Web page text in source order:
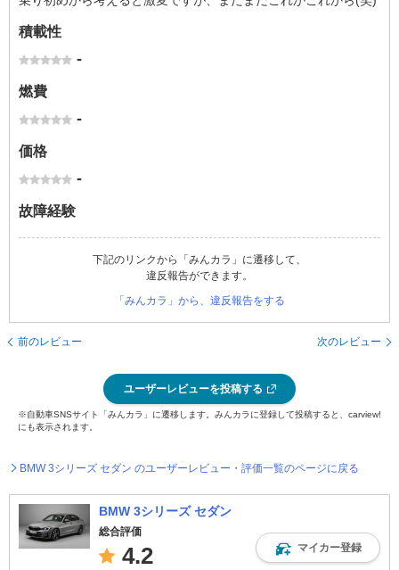
積載性
-
燃費
-
価格
-
故障経験
下記のリンクから「みんカラ」に遷移して、
違反報告ができます。
「みんカラ」から、違反報告をする
前のレビュー 次のレビュー
ユーザーレビューを投稿する
※自動車SNSサイト「みんカラ」に遷移します。みんカラに登録して投稿すると、carview!
にも表示されます。
BMW 3シリーズ セダン のユーザーレビュー・評価一覧のページに戻る
BMW 3シリーズ セダン
総合評価
4.2 マイカー登録